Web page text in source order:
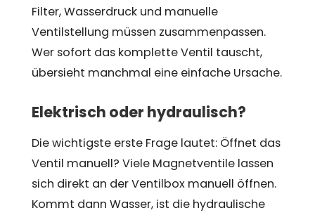
Filter, Wasserdruck und manuelle
Ventilstellung müssen zusammenpassen.
Wer sofort das komplette Ventil tauscht,
übersieht manchmal eine einfache Ursache.
Elektrisch oder hydraulisch?
Die wichtigste erste Frage lautet: Öffnet das
Ventil manuell? Viele Magnetventile lassen
sich direkt an der Ventilbox manuell öffnen.
Kommt dann Wasser, ist die hydraulische